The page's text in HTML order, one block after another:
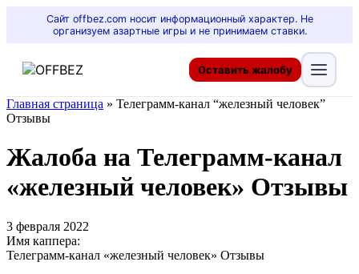
Сайт offbez.com носит информационный характер. Не
организуем азартные игры и не принимаем ставки.
Оставить жалобу
Главная страница » Телеграмм-канал “железный человек”
Отзывы
Жалоба на Телеграмм-канал
«железный человек» Отзывы
3 февраля 2022
Имя каппера:
Телеграмм-канал «железный человек» Отзывы